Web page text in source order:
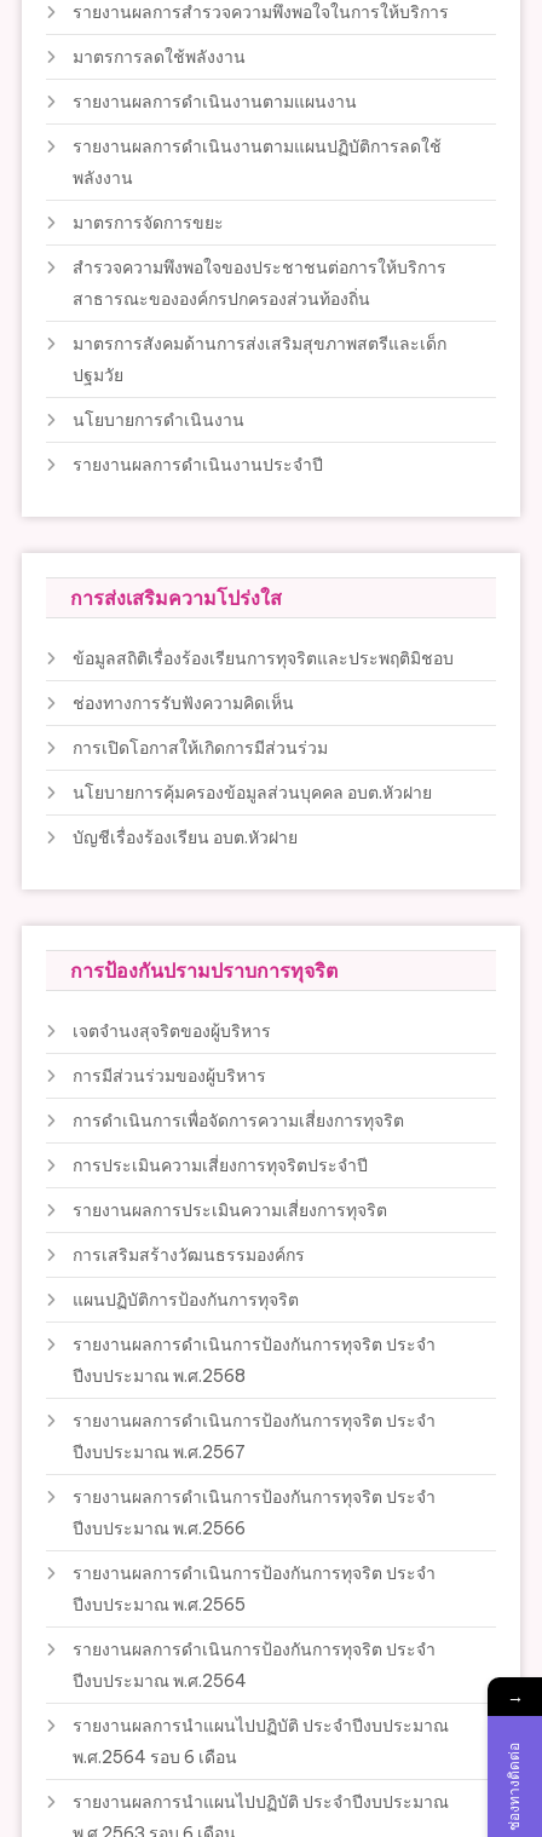
รายงานผลการสำรวจความพึงพอใจในการให้บริการ
มาตรการลดใช้พลังงาน
รายงานผลการดำเนินงานตามแผนงาน
รายงานผลการดำเนินงานตามแผนปฏิบัติการลดใช้
พลังงาน
มาตรการจัดการขยะ
สำรวจความพึงพอใจของประชาชนต่อการให้บริการ
สาธารณะขององค์กรปกครองส่วนท้องถิ่น
มาตรการสังคมด้านการส่งเสริมสุขภาพสตรีและเด็ก
ปฐมวัย
นโยบายการดำเนินงาน
รายงานผลการดำเนินงานประจำปี
การส่งเสริมความโปร่งใส
ข้อมูลสถิติเรื่องร้องเรียนการทุจริตและประพฤติมิชอบ
ช่องทางการรับฟังความคิดเห็น
การเปิดโอกาสให้เกิดการมีส่วนร่วม
นโยบายการคุ้มครองข้อมูลส่วนบุคคล อบต.หัวฝาย
บัญชีเรื่องร้องเรียน อบต.หัวฝาย
การป้องกันปรามปราบการทุจริต
เจตจำนงสุจริตของผู้บริหาร
การมีส่วนร่วมของผู้บริหาร
การดำเนินการเพื่อจัดการความเสี่ยงการทุจริต
การประเมินความเสี่ยงการทุจริตประจำปี
รายงานผลการประเมินความเสี่ยงการทุจริต
การเสริมสร้างวัฒนธรรมองค์กร
แผนปฏิบัติการป้องกันการทุจริต
รายงานผลการดำเนินการป้องกันการทุจริต ประจำ
ปีงบประมาณ พ.ศ.2568
รายงานผลการดำเนินการป้องกันการทุจริต ประจำ
ปีงบประมาณ พ.ศ.2567
รายงานผลการดำเนินการป้องกันการทุจริต ประจำ
ปีงบประมาณ พ.ศ.2566
รายงานผลการดำเนินการป้องกันการทุจริต ประจำ
ปีงบประมาณ พ.ศ.2565
รายงานผลการดำเนินการป้องกันการทุจริต ประจำ
ปีงบประมาณ พ.ศ.2564
รายงานผลการนำแผนไปปฏิบัติ ประจำปีงบประมาณ
พ.ศ.2564 รอบ 6 เดือน
รายงานผลการนำแผนไปปฏิบัติ ประจำปีงบประมาณ
→
ช่องทางติดต่อ